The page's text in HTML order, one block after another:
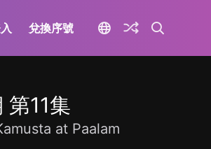
兌換序號
第11集
at Paalam